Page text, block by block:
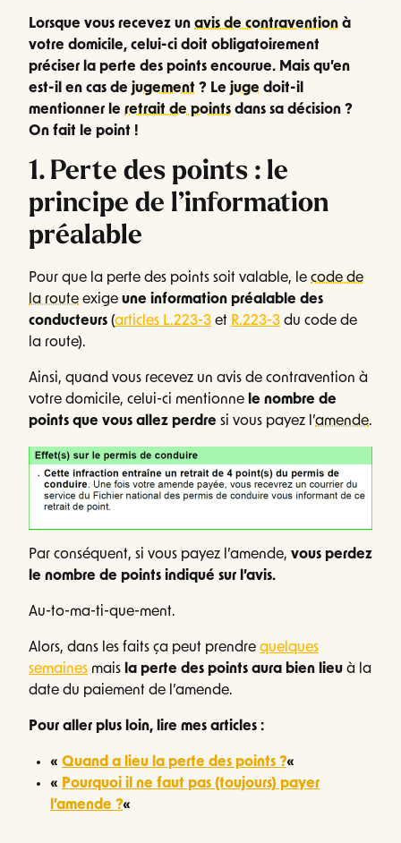
Lorsque vous recevez un avis de contravention à
votre domicile, celui-ci doit obligatoirement
préciser la perte des points encourue. Mais qu’en
est-il en cas de jugement ? Le juge doit-il
mentionner le retrait de points dans sa décision ?
On fait le point !
1. Perte des points : le
principe de l’information
préalable
Pour que la perte des points soit valable, le code de
la route exige une information préalable des
conducteurs (articles L.223-3 et R.223-3 du code de
la route).
Ainsi, quand vous recevez un avis de contravention à
votre domicile, celui-ci mentionne le nombre de
points que vous allez perdre si vous payez l’amende.
Par conséquent, si vous payez l’amende, vous perdez
le nombre de points indiqué sur l’avis.
Au-to-ma-ti-que-ment.
Alors, dans les faits ça peut prendre quelques
semaines mais la perte des points aura bien lieu à la
date du paiement de l’amende.
Pour aller plus loin, lire mes articles :
« Quand a lieu la perte des points ?«
« Pourquoi il ne faut pas (toujours) payer
l’amende ?«